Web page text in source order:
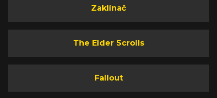
Zaklínač
The Elder Scrolls
Fallout